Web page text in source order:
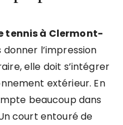
tennis à Clermont-
l’impression
elle doit s’intégrer
extérieur. En
beaucoup dans
court entouré de